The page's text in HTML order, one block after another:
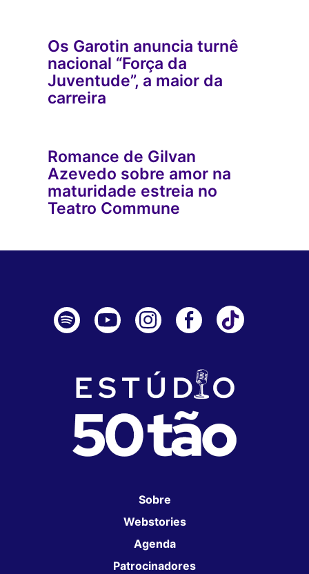
Os Garotin anuncia turnê
nacional “Força da
Juventude”, a maior da
carreira
Romance de Gilvan
Azevedo sobre amor na
maturidade estreia no
Teatro Commune
Sobre
Webstories
Agenda
Patrocinadores